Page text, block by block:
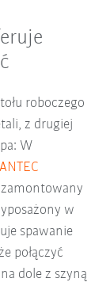
roboczego
z drugiej
W
zamontowany
w
spawanie
połączyć
dole z szyną